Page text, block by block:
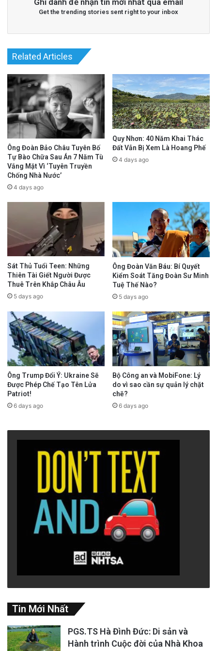
Ghi danh để nhận tin mới nhất qua email
Get the trending stories sent right to your inbox
Related Articles
Ông Đoàn Bảo Châu Tuyên Bố
Tự Bào Chữa Sau Án 7 Năm Tù
Vắng Mặt Vì ‘Tuyên Truyền
Chống Nhà Nước’
4 days ago
Quy Nhơn: 40 Năm Khai Thác
Đất Vẫn Bị Xem Là Hoang Phế
4 days ago
Sát Thủ Tuổi Teen: Những
Thiên Tài Giết Người Được
Thuê Trên Khắp Châu Âu
5 days ago
Ông Đoàn Văn Báu: Bí Quyết
Kiểm Soát Tăng Đoàn Sư Minh
Tuệ Thế Nào?
5 days ago
Ông Trump Đổi Ý: Ukraine Sẽ
Được Phép Chế Tạo Tên Lửa
Patriot!
6 days ago
Bộ Công an và MobiFone: Lý
do vì sao cần sự quản lý chặt
chẽ?
6 days ago
Tin Mới Nhất
PGS.TS Hà Đình Đức: Di sản và
Hành trình Cuộc đời của Nhà Khoa